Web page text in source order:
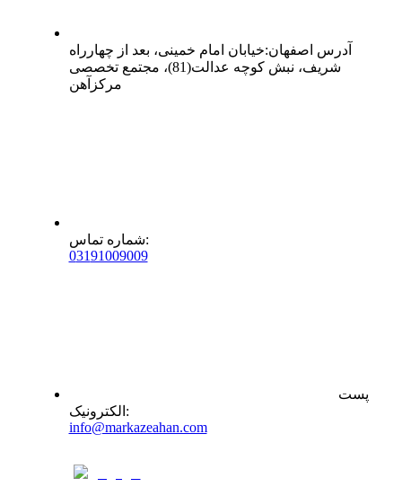
آدرس اصفهان:خیابان امام خمینی، بعد از چهارراه
شریف، نبش کوچه عدالت(81)، مجتمع تخصصی
مرکزآهن
شماره تماس:
03191009009
پست
الکترونیک :
info@markazeahan.com